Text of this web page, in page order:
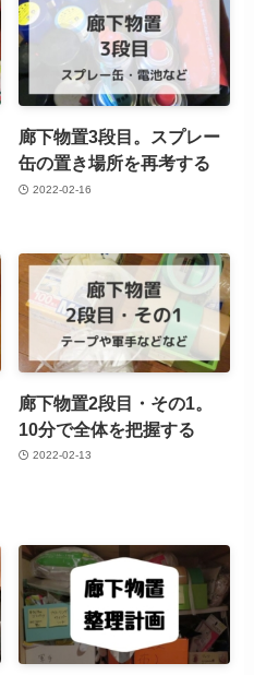
廊下物置3段目。スプレー
缶の置き場所を再考する
2022-02-16
廊下物置2段目・その1。
10分で全体を把握する
2022-02-13